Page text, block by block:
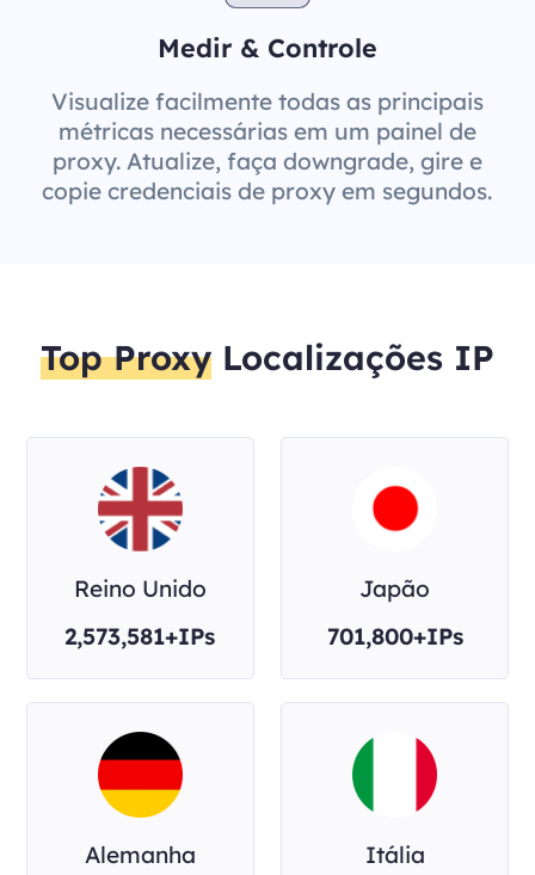
Medir & Controle
Visualize facilmente todas as principais
métricas necessárias em um painel de
proxy. Atualize, faça downgrade, gire e
copie credenciais de proxy em segundos.
Top Proxy Localizações IP
Reino Unido
2,573,581+IPs
Japão
701,800+IPs
Alemanha Itália